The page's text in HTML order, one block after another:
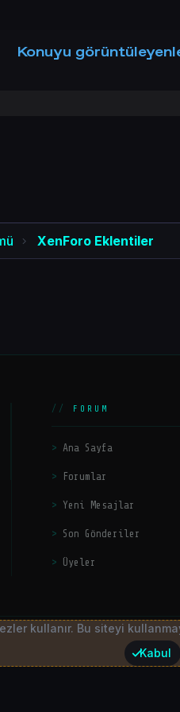
Konuyu
XenForo Eklentiler
FORUM
Ana Sayfa
Forumlar
Yeni Mesajlar
Son Gönderiler
Üyeler
platform by HackerZers
kullanır. Bu siteyi
Kabul